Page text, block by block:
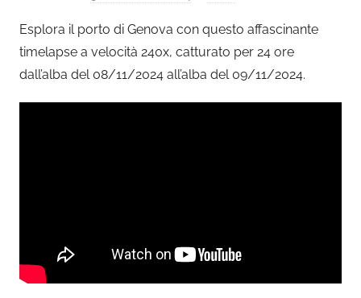
Esplora il porto di Genova con questo affascinante
timelapse a velocità 240x, catturato per 24 ore
dall’alba del 08/11/2024 all’alba del 09/11/2024.